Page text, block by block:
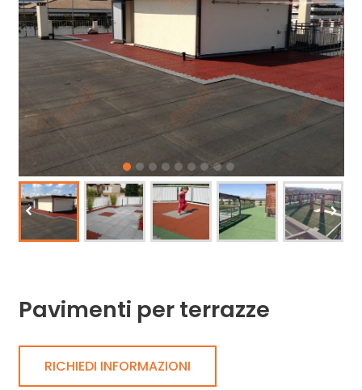
Pavimenti per terrazze
RICHIEDI INFORMAZIONI